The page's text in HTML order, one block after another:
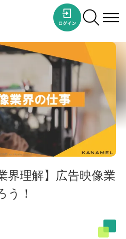
界理解】広告映像業
う！